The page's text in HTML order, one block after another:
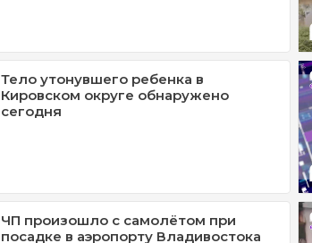
Тело утонувшего ребенка в
Кировском округе обнаружено
сегодня
ЧП произошло с самолётом при
посадке в аэропорту Владивостока